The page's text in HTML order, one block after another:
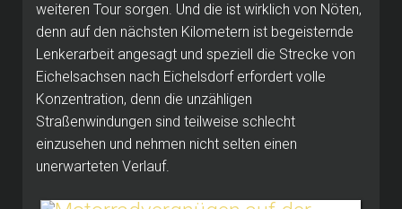
weiteren Tour sorgen. Und die ist wirklich von Nöten,
denn auf den nächsten Kilometern ist begeisternde
Lenkerarbeit angesagt und speziell die Strecke von
Eichelsachsen nach Eichelsdorf erfordert volle
Konzentration, denn die unzähligen
Straßenwindungen sind teilweise schlecht
einzusehen und nehmen nicht selten einen
unerwarteten Verlauf.